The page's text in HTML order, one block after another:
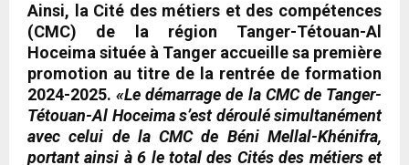
Ainsi, la Cité des métiers et des compétences
(CMC) de la région Tanger-Tétouan-Al
Hoceima située à Tanger accueille sa première
promotion au titre de la rentrée de formation
2024-2025.«Le démarrage de la CMC de Tanger-
Tétouan-Al Hoceima s’est déroulé simultanément
avec celui de la CMC de Béni Mellal-Khénifra,
portant ainsi à 6 le total des Cités des métiers et